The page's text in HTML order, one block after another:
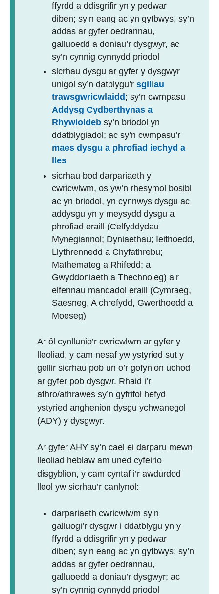
ffyrdd a ddisgrifir yn y pedwar
diben; sy’n eang ac yn gytbwys, sy’n
addas ar gyfer oedrannau,
galluoedd a doniau’r dysgwyr, ac
sy’n cynnig cynnydd priodol
sicrhau dysgu ar gyfer y dysgwyr
unigol sy’n datblygu’r sgiliau
trawsgwricwlaidd ; sy’n cwmpasu
Addysg Cydberthynas a
Rhywioldeb sy’n briodol yn
ddatblygiadol; ac sy’n cwmpasu’r
maes dysgu a phrofiad iechyd a
lles
sicrhau bod darpariaeth y
cwricwlwm, os yw’n rhesymol bosibl
ac yn briodol, yn cynnwys dysgu ac
addysgu yn y meysydd dysgu a
phrofiad eraill (Celfyddydau
Mynegiannol; Dyniaethau; Ieithoedd,
Llythrennedd a Chyfathrebu;
Mathemateg a Rhifedd; a
Gwyddoniaeth a Thechnoleg) a’r
elfennau mandadol eraill (Cymraeg,
Saesneg, A chrefydd, Gwerthoedd a
Moeseg)
Ar ôl cynllunio’r cwricwlwm ar gyfer y
lleoliad, y cam nesaf yw ystyried sut y
gellir sicrhau pob un o’r gofynion uchod
ar gyfer pob dysgwr. Rhaid i’r
athro/athrawes sy’n gyfrifol hefyd
ystyried anghenion dysgu ychwanegol
(ADY) y dysgwyr.
Ar gyfer AHY sy’n cael ei darparu mewn
lleoliad heblaw am uned cyfeirio
disgyblion, y cam cyntaf i’r awdurdod
lleol yw sicrhau’r canlynol:
darpariaeth cwricwlwm sy’n
galluogi’r dysgwr i ddatblygu yn y
ffyrdd a ddisgrifir yn y pedwar
diben; sy’n eang ac yn gytbwys; sy’n
addas ar gyfer oedrannau,
galluoedd a doniau’r dysgwyr; ac
sy’n cynnig cynnydd priodol